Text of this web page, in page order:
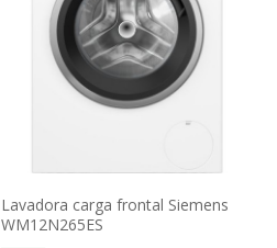
Lavadora carga frontal Siemens
WM12N265ES